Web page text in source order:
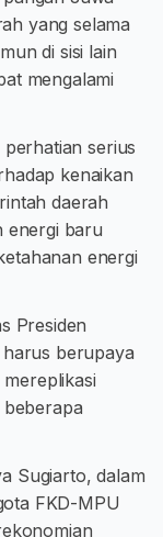
yang selama
di sisi lain
mengalami
perhatian serius
kenaikan
daerah
energi baru
energi
Presiden
berupaya
Sugiarto, dalam
FKD-MPU